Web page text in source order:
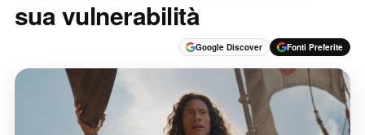
sua vulnerabilità
Google Discover Fonti Preferite